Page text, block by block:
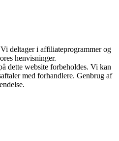
deltager i affiliateprogrammer og
henvisninger.
dette website forbeholdes. Vi kan
med forhandlere. Genbrug af